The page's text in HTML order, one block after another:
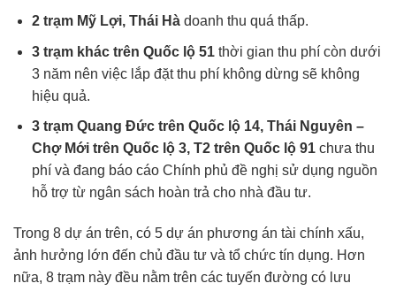
2 trạm Mỹ Lợi, Thái Hàdoanh thu quá thấp.
3 trạm khác trên Quốc lộ 51thời gian thu phí còn dưới
3 năm nên việc lắp đặt thu phí không dừng sẽ không
hiệu quả.
3 trạm Quang Đức trên Quốc lộ 14, Thái Nguyên –
Chợ Mới trên Quốc lộ 3, T2 trên Quốc lộ 91chưa thu
phí và đang báo cáo Chính phủ đề nghị sử dụng nguồn
hỗ trợ từ ngân sách hoàn trả cho nhà đầu tư.
Trong 8 dự án trên, có 5 dự án phương án tài chính xấu,
ảnh hưởng lớn đến chủ đầu tư và tổ chức tín dụng. Hơn
nữa, 8 trạm này đều nằm trên các tuyến đường có lưu